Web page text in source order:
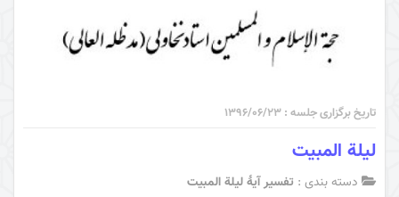
تاریخ برگزاری جلسه : ۱۳۹۶/۰۶/۲۳
ليلة المبيت
دسته بندی : تفسیر آیۀ لیلة المبیت